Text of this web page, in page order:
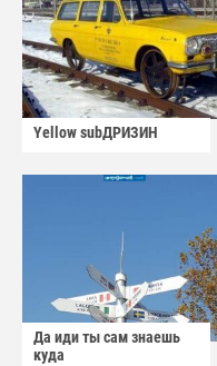
Yellow subДРИЗИН
Да иди ты сам знаешь
куда